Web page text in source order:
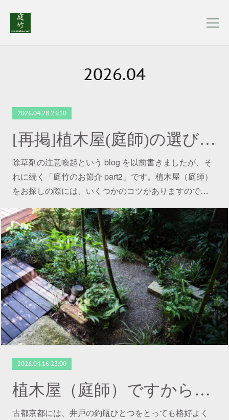
2026.04
2026.04.28 23:10
[再掲]植木屋(庭師)の選び方. お役立てください。
除草剤の注意喚起という blog を以前書きましたが、そ
れに続く「庭竹のお節介 part2」です。植木屋（庭師）
をお探しの際には、いくつかのコツがありますので…
2026.04.16 23:00
植木屋（庭師）ですから京都研修 ～ その３
古都京都には、井戸の釣瓶ひとつをとっても格好よく